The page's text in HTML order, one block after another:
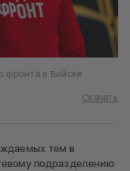
фронта в Бийске
Скачать
тем в
подразделению